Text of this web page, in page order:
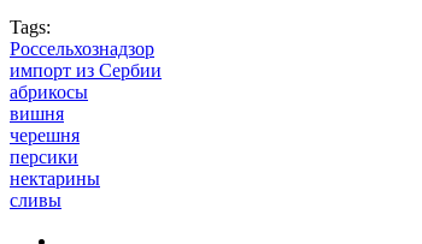
Tags:
Россельхознадзор
импорт из Сербии
абрикосы
вишня
черешня
персики
нектарины
сливы